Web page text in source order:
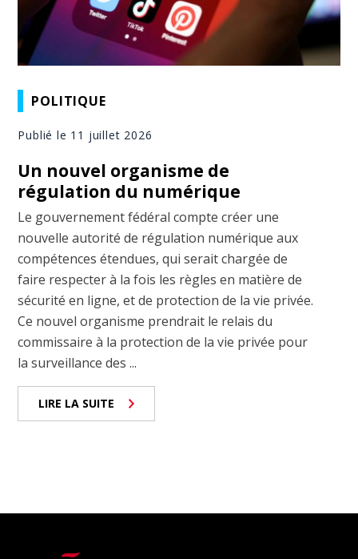
POLITIQUE
Publié le 11 juillet 2026
Un nouvel organisme de
régulation du numérique
Le gouvernement fédéral compte créer une
nouvelle autorité de régulation numérique aux
compétences étendues, qui serait chargée de
faire respecter à la fois les règles en matière de
sécurité en ligne, et de protection de la vie privée.
Ce nouvel organisme prendrait le relais du
commissaire à la protection de la vie privée pour
la surveillance des ...
LIRE LA SUITE